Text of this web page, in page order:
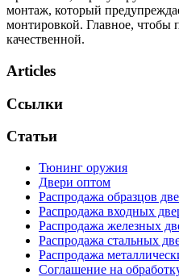
монтаж, который
монтировкой. Главное, чтобы
качественной.
Articles
Ссылки
Статьи
Тюнинг оружия
Двери оптом
Распродажа образцов
Распродажа входных
Распродажа железных
Распродажа стальных
Распродажа
Соглашение на